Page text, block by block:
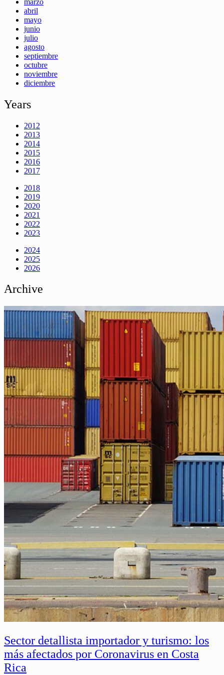
abril
mayo
junio
julio
agosto
septiembre
octubre
noviembre
diciembre
Years
2012
2013
2014
2015
2016
2017
2018
2019
2020
2021
2022
2023
2024
2025
2026
Archive
Sector detallista importador y turismo: los
más afectados por Coronavirus en Costa
Rica